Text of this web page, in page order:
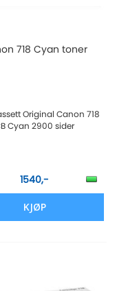
718 Cyan toner
Original Canon 718
Cyan 2900 sider
1540,-
KJØP